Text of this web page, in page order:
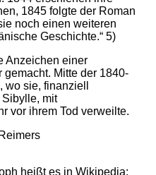
1845 folgte der Roman
noch einen weiteren
Geschichte.“ 5)
Anzeichen einer
gemacht. Mitte der 1840-
sie, finanziell
Sibylle, mit
vor ihrem Tod verweilte.
heißt es in Wikipedia: